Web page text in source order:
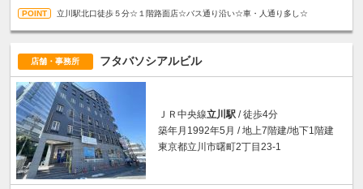
立川駅北口徒歩５分☆１階路面店☆バス通り沿い☆車・人通り多し☆
店舗・事務所 フタバソシアルビル
ＪＲ中央線立川駅 / 徒歩4分
築年月1992年5月 / 地上7階建/地下1階建
東京都立川市曙町2丁目23-1